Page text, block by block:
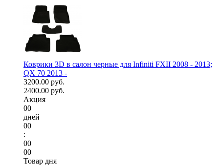
Коврики 3D в салон черные для Infiniti FXII 2008 - 2013;
QX 70 2013 -
3200.00 руб.
2400.00 руб.
Акция
00
дней
00
:
00
00
Товар дня